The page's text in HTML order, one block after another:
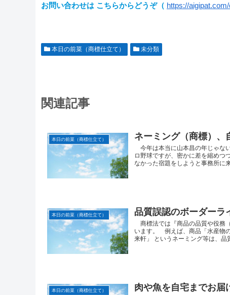
お問い合わせは こちらからどうぞ（ https://
本日の前菜（商標仕立て） 未分類
関連記事
本日の前菜（商標仕立て） ネーミング（商標）、
今年は本当に山本昌の年じゃな
ロ野球ですが、密かに差を縮め
なかった宿題をしようと事務所に
本日の前菜（商標仕立て） 品質誤認のボーダーラ
商標法では『商品の品質や役務
います。 例えば、商品「水産物
来軒」 というネーミング等は、品
本日の前菜（商標仕立て） 肉や魚を自宅までお届